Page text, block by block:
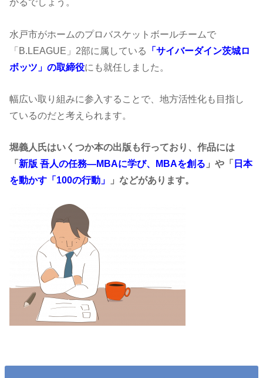
水戸市がホームのプロバスケットボールチームで
「B.LEAGUE」2部に属している
「サイバーダイン茨城ロ
ボッツ」の取締役にも就任しました。
幅広い取り組みに参入することで、地方活性化も目指し
ているのだと考えられます。
堀義人氏はいくつか本の出版も行っており、作品には
「新版 吾人の任務―MBAに学び、MBAを創る 」や「 日本
を動かす「100の行動」
」などがあります。